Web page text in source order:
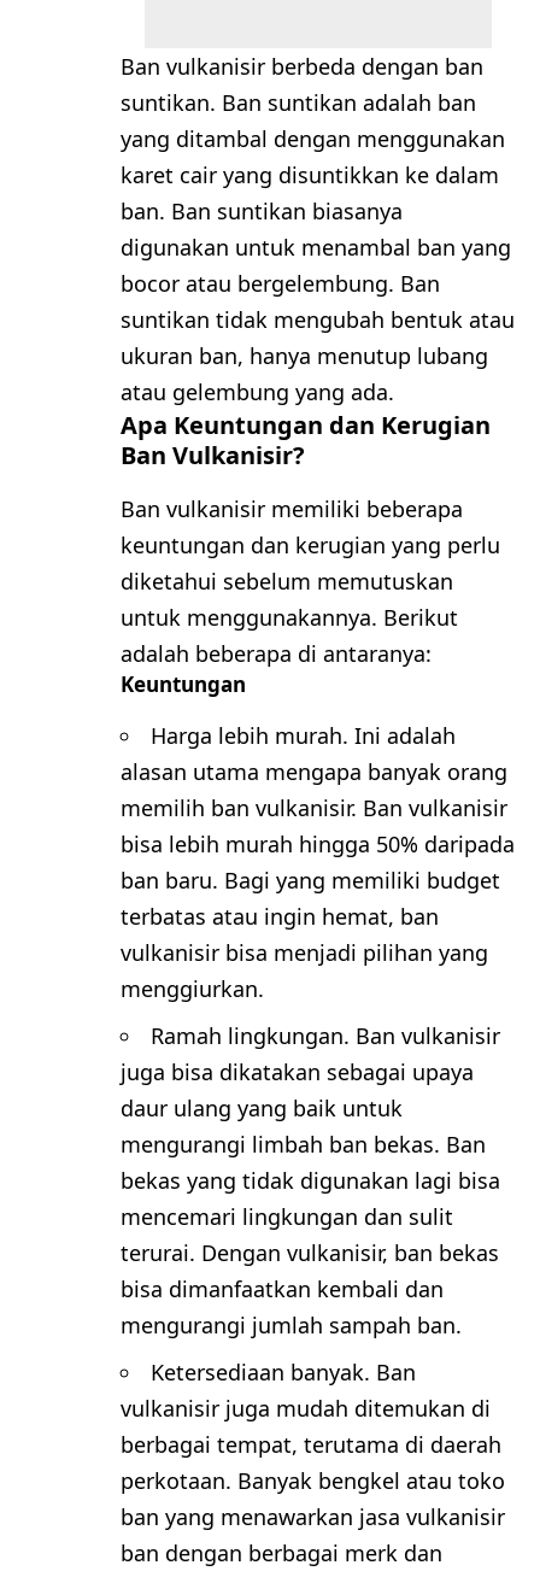
Ban vulkanisir berbeda dengan ban
suntikan. Ban suntikan adalah ban
yang ditambal dengan menggunakan
karet cair yang disuntikkan ke dalam
ban. Ban suntikan biasanya
digunakan untuk menambal ban yang
bocor atau bergelembung. Ban
suntikan tidak mengubah bentuk atau
ukuran ban, hanya menutup lubang
atau gelembung yang ada.
Apa Keuntungan dan Kerugian
Ban Vulkanisir?
Ban vulkanisir memiliki beberapa
keuntungan dan kerugian yang perlu
diketahui sebelum memutuskan
untuk menggunakannya. Berikut
adalah beberapa di antaranya:
Keuntungan
Harga lebih murah. Ini adalah
alasan utama mengapa banyak orang
memilih ban vulkanisir. Ban vulkanisir
bisa lebih murah hingga 50% daripada
ban baru. Bagi yang memiliki budget
terbatas atau ingin hemat, ban
vulkanisir bisa menjadi pilihan yang
menggiurkan.
Ramah lingkungan. Ban vulkanisir
juga bisa dikatakan sebagai upaya
daur ulang yang baik untuk
mengurangi limbah ban bekas. Ban
bekas yang tidak digunakan lagi bisa
mencemari lingkungan dan sulit
terurai. Dengan vulkanisir, ban bekas
bisa dimanfaatkan kembali dan
mengurangi jumlah sampah ban.
Ketersediaan banyak. Ban
vulkanisir juga mudah ditemukan di
berbagai tempat, terutama di daerah
perkotaan. Banyak bengkel atau toko
ban yang menawarkan jasa vulkanisir
ban dengan berbagai merk dan